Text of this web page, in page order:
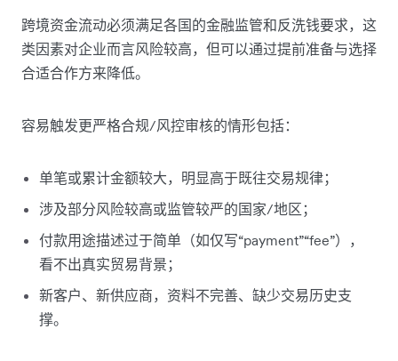
跨境资金流动必须满足各国的金融监管和反洗钱要求，这
类因素对企业而言风险较高，但可以通过提前准备与选择
合适合作方来降低。
容易触发更严格合规/风控审核的情形包括：
单笔或累计金额较大，明显高于既往交易规律；
涉及部分风险较高或监管较严的国家/地区；
付款用途描述过于简单（如仅写“payment”“fee”），
看不出真实贸易背景；
新客户、新供应商，资料不完善、缺少交易历史支
撑。